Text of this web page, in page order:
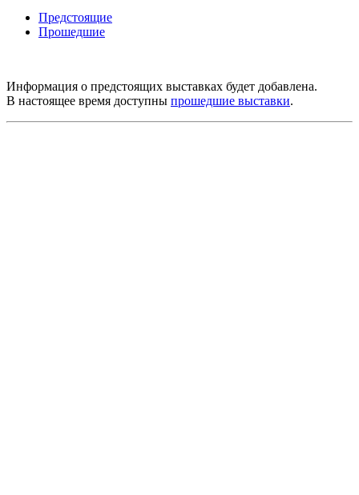
Предстоящие
Прошедшие
Информация о предстоящих выставках будет добавлена.
В настоящее время доступны прошедшие выставки.